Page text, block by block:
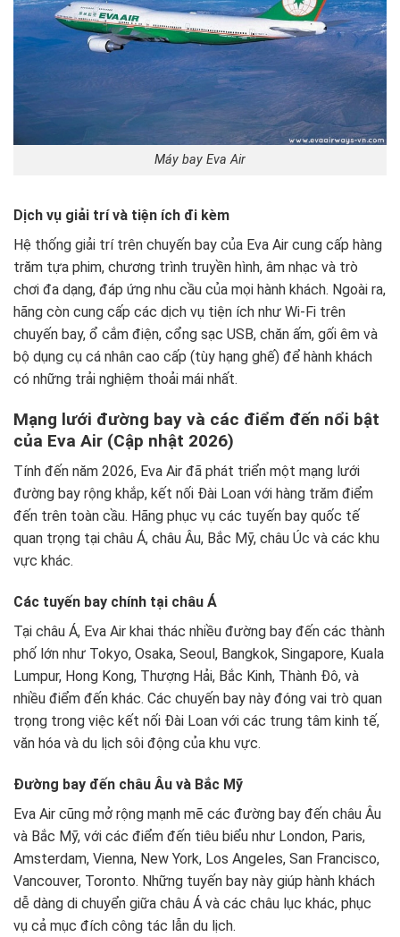
Máy bay Eva Air
Dịch vụ giải trí và tiện ích đi kèm
Hệ thống giải trí trên chuyến bay của Eva Air cung cấp hàng
trăm tựa phim, chương trình truyền hình, âm nhạc và trò
chơi đa dạng, đáp ứng nhu cầu của mọi hành khách. Ngoài ra,
hãng còn cung cấp các dịch vụ tiện ích như Wi-Fi trên
chuyến bay, ổ cắm điện, cổng sạc USB, chăn ấm, gối êm và
bộ dụng cụ cá nhân cao cấp (tùy hạng ghế) để hành khách
có những trải nghiệm thoải mái nhất.
Mạng lưới đường bay và các điểm đến nổi bật
của Eva Air (Cập nhật 2026)
Tính đến năm 2026, Eva Air đã phát triển một mạng lưới
đường bay rộng khắp, kết nối Đài Loan với hàng trăm điểm
đến trên toàn cầu. Hãng phục vụ các tuyến bay quốc tế
quan trọng tại châu Á, châu Âu, Bắc Mỹ, châu Úc và các khu
vực khác.
Các tuyến bay chính tại châu Á
Tại châu Á, Eva Air khai thác nhiều đường bay đến các thành
phố lớn như Tokyo, Osaka, Seoul, Bangkok, Singapore, Kuala
Lumpur, Hong Kong, Thượng Hải, Bắc Kinh, Thành Đô, và
nhiều điểm đến khác. Các chuyến bay này đóng vai trò quan
trọng trong việc kết nối Đài Loan với các trung tâm kinh tế,
văn hóa và du lịch sôi động của khu vực.
Đường bay đến châu Âu và Bắc Mỹ
Eva Air cũng mở rộng mạnh mẽ các đường bay đến châu Âu
và Bắc Mỹ, với các điểm đến tiêu biểu như London, Paris,
Amsterdam, Vienna, New York, Los Angeles, San Francisco,
Vancouver, Toronto. Những tuyến bay này giúp hành khách
dễ dàng di chuyển giữa châu Á và các châu lục khác, phục
vụ cả mục đích công tác lẫn du lịch.